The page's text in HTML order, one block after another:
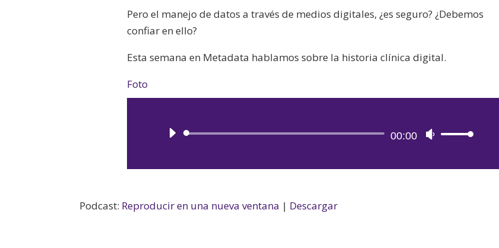
Pero el manejo de datos a través de medios digitales, ¿es seguro? ¿Debemos
confiar en ello?
Esta semana en Metadata hablamos sobre la historia clínica digital.
Foto
Reproductor
audio
00:00
Utiliza
teclas
Podcast: Reproducir en una nueva ventana | Descargar